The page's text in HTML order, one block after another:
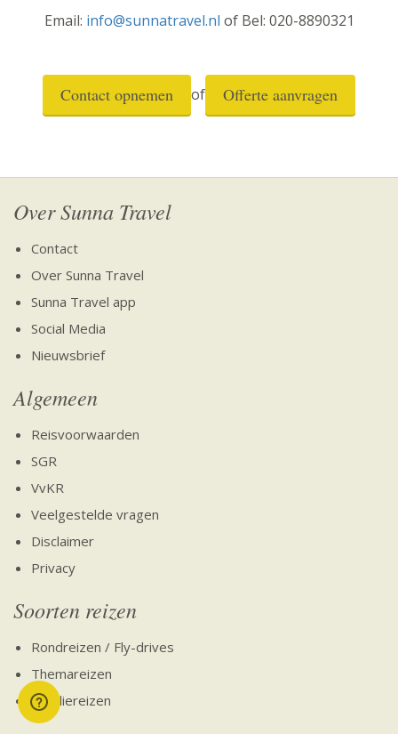
Email: info@sunnatravel.nl of Bel: 020-8890321
Contact opnemen of Offerte aanvragen
Over Sunna Travel
Contact
Over Sunna Travel
Sunna Travel app
Social Media
Nieuwsbrief
Algemeen
Reisvoorwaarden
SGR
VvKR
Veelgestelde vragen
Disclaimer
Privacy
Soorten reizen
Rondreizen / Fly-drives
Themareizen
Familiereizen